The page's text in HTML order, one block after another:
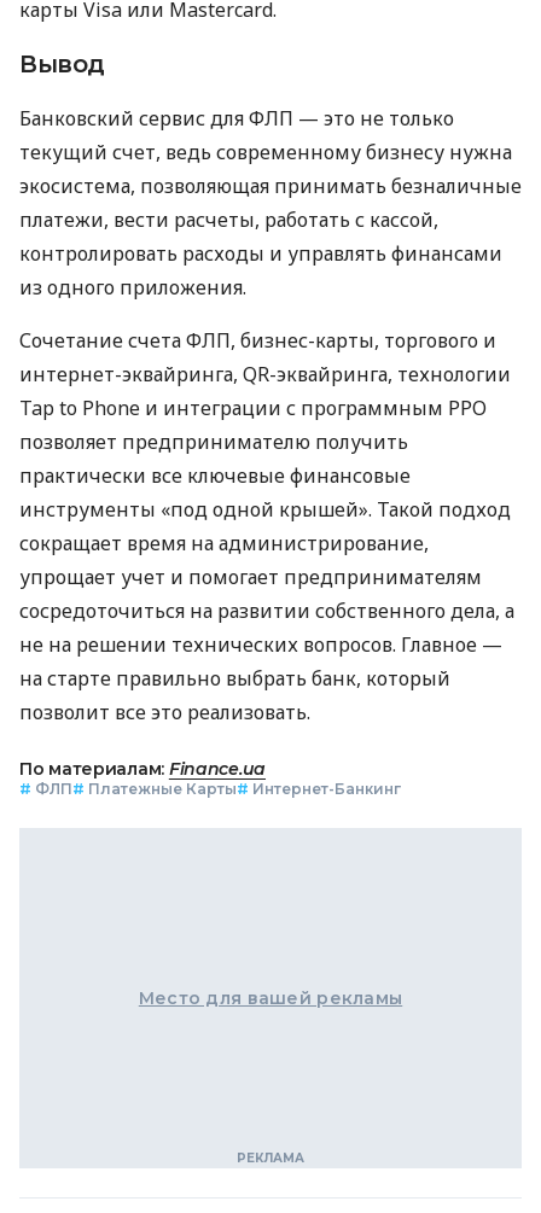
карты Visa или Mastercard.
Вывод
Банковский сервис для ФЛП — это не только
текущий счет, ведь современному бизнесу нужна
экосистема, позволяющая принимать безналичные
платежи, вести расчеты, работать с кассой,
контролировать расходы и управлять финансами
из одного приложения.
Сочетание счета ФЛП, бизнес-карты, торгового и
интернет-эквайринга, QR-эквайринга, технологии
Tap to Phone и интеграции с программным РРО
позволяет предпринимателю получить
практически все ключевые финансовые
инструменты «под одной крышей». Такой подход
сокращает время на администрирование,
упрощает учет и помогает предпринимателям
сосредоточиться на развитии собственного дела, а
не на решении технических вопросов. Главное —
на старте правильно выбрать банк, который
позволит все это реализовать.
По материалам: Finance.ua
# ФЛП# Платежные Карты# Интернет-Банкинг
Место для вашей рекламы